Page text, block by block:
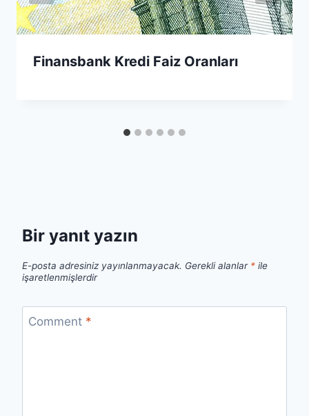
Finansbank Kredi Faiz Oranları
Bir yanıt yazın
E-posta adresiniz yayınlanmayacak. Gerekli alanlar * ile
işaretlenmişlerdir
Comment *